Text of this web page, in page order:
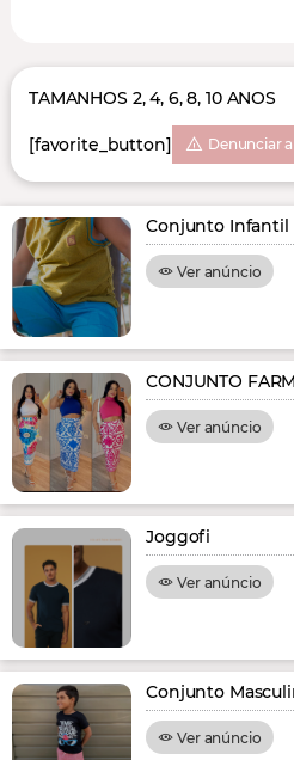
TAMANHOS 2, 4, 6, 8, 10 ANOS
[favorite_button] Denunciar
Conjunto Infantil
Ver anúncio
CONJUNTO FARM
Ver anúncio
Joggofi
Ver anúncio
Conjunto
Ver anúncio